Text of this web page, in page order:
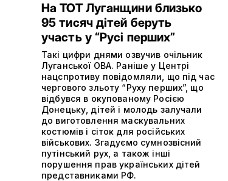
На ТОТ Луганщини близько
95 тисяч дітей беруть
участь у “Русі перших”
Такі цифри днями озвучив очільник
Луганської ОВА. Раніше у Центрі
нацспротиву повідомляли, що під час
чергового зльоту “Руху перших”, що
відбувся в окупованому Росією
Донецьку, дітей і молодь залучали
до виготовлення маскувальних
костюмів і сіток для російських
військових. Згадуємо сумнозвісний
путінський рух, а також інші
порушення прав українських дітей
представниками РФ.